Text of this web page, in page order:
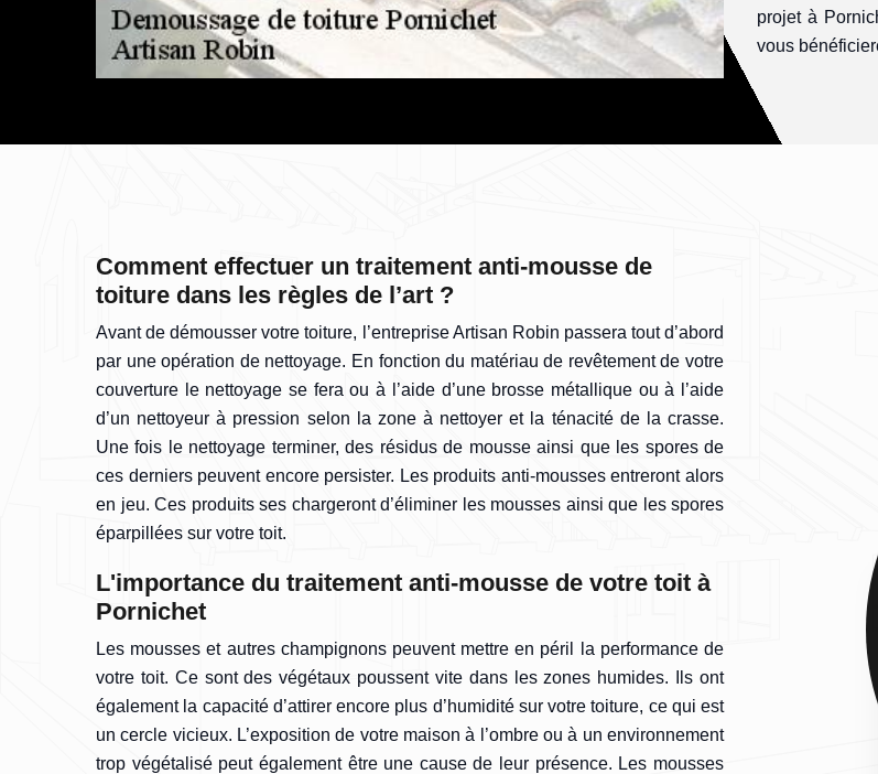
projet à
vous
Comment effectuer un traitement anti-mousse de
toiture dans les règles de l’art ?
Avant de démousser votre toiture, l’entreprise Artisan Robin passera tout d’abord
par une opération de nettoyage. En fonction du matériau de revêtement de votre
couverture le nettoyage se fera ou à l’aide d’une brosse métallique ou à l’aide
d’un nettoyeur à pression selon la zone à nettoyer et la ténacité de la crasse.
Une fois le nettoyage terminer, des résidus de mousse ainsi que les spores de
ces derniers peuvent encore persister. Les produits anti-mousses entreront alors
en jeu. Ces produits ses chargeront d’éliminer les mousses ainsi que les spores
éparpillées sur votre toit.
L'importance du traitement anti-mousse de votre toit à
Pornichet
Les mousses et autres champignons peuvent mettre en péril la performance de
votre toit. Ce sont des végétaux poussent vite dans les zones humides. Ils ont
également la capacité d’attirer encore plus d’humidité sur votre toiture, ce qui est
un cercle vicieux. L’exposition de votre maison à l’ombre ou à un environnement
trop végétalisé peut également être une cause de leur présence. Les mousses